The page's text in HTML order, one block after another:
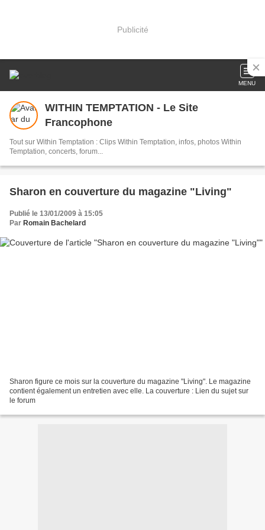
Publicité
MENU
WITHIN TEMPTATION - Le Site
Francophone
Tout sur Within Temptation : Clips Within Temptation, infos, photos Within
Temptation, concerts, forum...
Sharon en couverture du magazine "Living"
Publié le 13/01/2009 à 15:05
Par Romain Bachelard
Sharon figure ce mois sur la couverture du magazine "Living". Le magazine
contient également un entretien avec elle. La couverture : Lien du sujet sur
le forum